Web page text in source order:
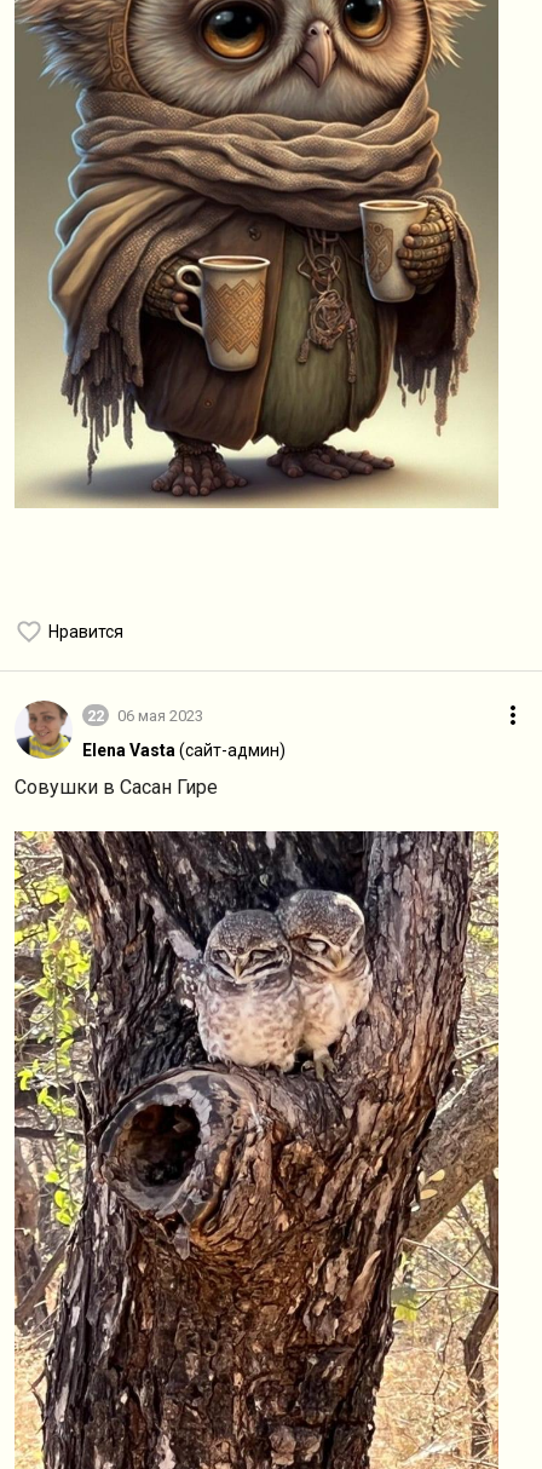
Нравится
22 06 мая 2023
Elena Vasta (сайт-админ)
Совушки в Сасан Гире